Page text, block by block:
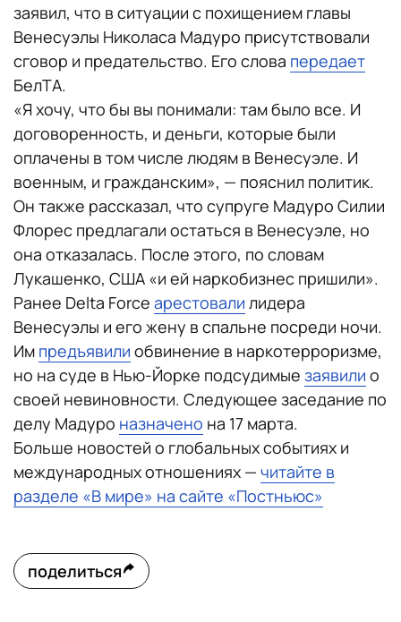
заявил, что в ситуации с похищением главы
Венесуэлы Николаса Мадуро присутствовали
сговор и предательство. Его слова передает
БелТА.
«Я хочу, что бы вы понимали: там было все. И
договоренность, и деньги, которые были
оплачены в том числе людям в Венесуэле. И
военным, и гражданским», — пояснил политик.
Он также рассказал, что супруге Мадуро Силии
Флорес предлагали остаться в Венесуэле, но
она отказалась. После этого, по словам
Лукашенко, США «и ей наркобизнес пришили».
Ранее Delta Force арестовали лидера
Венесуэлы и его жену в спальне посреди ночи.
Им предъявили обвинение в наркотерроризме,
но на суде в Нью-Йорке подсудимые заявили о
своей невиновности. Следующее заседание по
делу Мадуро назначено на 17 марта.
Больше новостей о глобальных событиях и
международных отношениях — читайте в
разделе «В мире» на сайте «Постньюс»
поделиться